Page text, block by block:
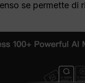
se permette di